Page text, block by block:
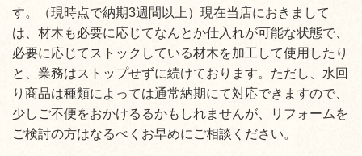
す。（現時点で納期3週間以上）現在当店におきまして
は、材木も必要に応じてなんとか仕入れが可能な状態で、
必要に応じてストックしている材木を加工して使用したり
と、業務はストップせずに続けております。ただし、水回
り商品は種類によっては通常納期にて対応できますので、
少しご不便をおかけるるかもしれませんが、リフォームを
ご検討の方はなるべくお早めにご相談ください。